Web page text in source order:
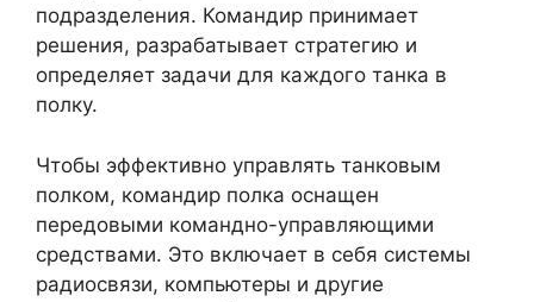
подразделения. Командир принимает
решения, разрабатывает стратегию и
определяет задачи для каждого танка в
полку.
Чтобы эффективно управлять танковым
полком, командир полка оснащен
передовыми командно-управляющими
средствами. Это включает в себя системы
радиосвязи, компьютеры и другие